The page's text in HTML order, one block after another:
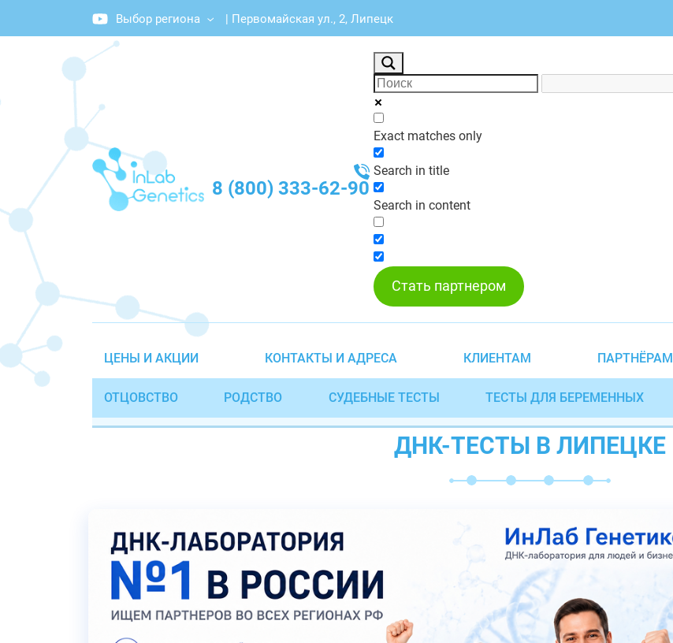
Выбор региона | Первомайская ул., 2, Липецк
8 (800) 333-62-90
Exact matches only
Search in title
Search in content
Стать партнером
ЦЕНЫ И АКЦИИ КОНТАКТЫ И АДРЕСА КЛИЕНТАМ ПАРТНЁРАМ
ОТЦОВСТВО РОДСТВО СУДЕБНЫЕ ТЕСТЫ ТЕСТЫ ДЛЯ БЕРЕМЕННЫХ
ДНК-ТЕСТЫ В ЛИПЕЦКЕ